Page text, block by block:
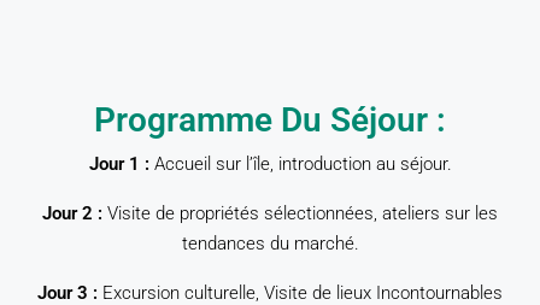
Programme Du Séjour :
Jour 1 : Accueil sur l’île, introduction au séjour.
Jour 2 : Visite de propriétés sélectionnées, ateliers sur les
tendances du marché.
Jour 3 : Excursion culturelle, Visite de lieux Incontournables